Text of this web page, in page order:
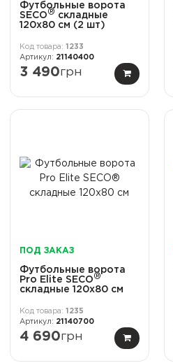
Футбольные ворота
SECO® cкладные
120x80 см (2 шт)
1233
21140400
3 490грн
ПОД ЗАКАЗ
Футбольные ворота
Pro Elite SECO®
складные 120x80 см
1235
21140700
4 690грн